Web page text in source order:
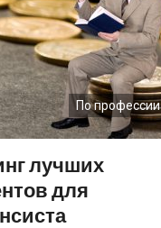
По профессии
лучших
для